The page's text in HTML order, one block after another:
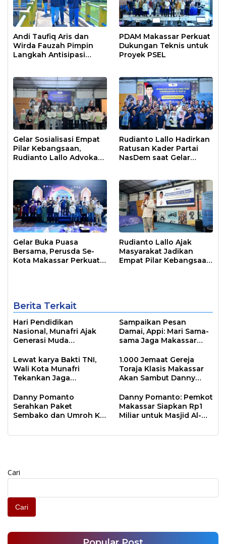
Andi Taufiq Aris dan
Wirda Fauzah Pimpin
Langkah Antisipasi
PDAM Makassar Perkuat
Dukungan Teknis untuk
Proyek PSEL
Gelar Sosialisasi Empat
Pilar Kebangsaan,
Rudianto Lallo Advokasi
Rudianto Lallo Hadirkan
Ratusan Kader Partai
NasDem saat Gelar
Gelar Buka Puasa
Bersama, Perusda Se-
Kota Makassar Perkuat
Rudianto Lallo Ajak
Masyarakat Jadikan
Empat Pilar Kebangsaan
Berita Terkait
Hari Pendidikan
Nasional, Munafri Ajak
Generasi Muda
Lewat Literasi
Sampaikan Pesan
Damai, Appi: Mari Sama-
sama Jaga Makassar
Agama
Lewat karya Bakti TNI,
Wali Kota Munafri
Tekankan Jaga
1.000 Jemaat Gereja
Toraja Klasis Makassar
Akan Sambut Danny
Natal Besok
Danny Pomanto
Serahkan Paket
Sembako dan Umroh Ke
Makassar Shalat Subuh
Danny Pomanto: Pemkot
Makassar Siapkan Rp1
Miliar untuk Masjid Al-
Cari
Cari